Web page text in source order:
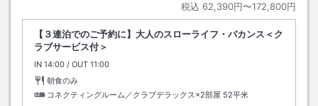
税込 62,390円〜172,800円
【３連泊でのご予約に】大人のスローライフ・バカンス＜ク
ラブサービス付＞
IN チェックイン
14:00 / OUT チェックアウト
11:00
朝食のみ
コネクティングルーム／クラブデラックス×2部屋 52平米